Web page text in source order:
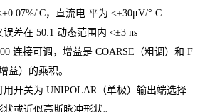
'C，直流电 平为 <+30μV/° C
差在 50:1 动态范围内 <±3 ns
连接可调，增益是 COARSE（粗调）和 F
益）的乘积。
用开关为 UNIPOLAR（单极）输出端选择
或近似高斯脉冲形状。